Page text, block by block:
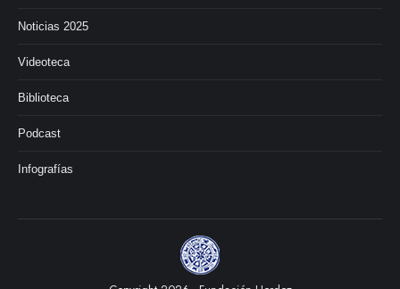
Noticias 2025
Videoteca
Biblioteca
Podcast
Infografías